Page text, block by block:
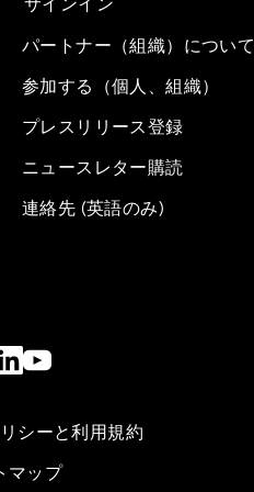
パートナー（組織）につい
参加する（個人、組織）
プレスリリース登録
ニュースレター購読
連絡先 (英語のみ)
シーと利用規約
マップ